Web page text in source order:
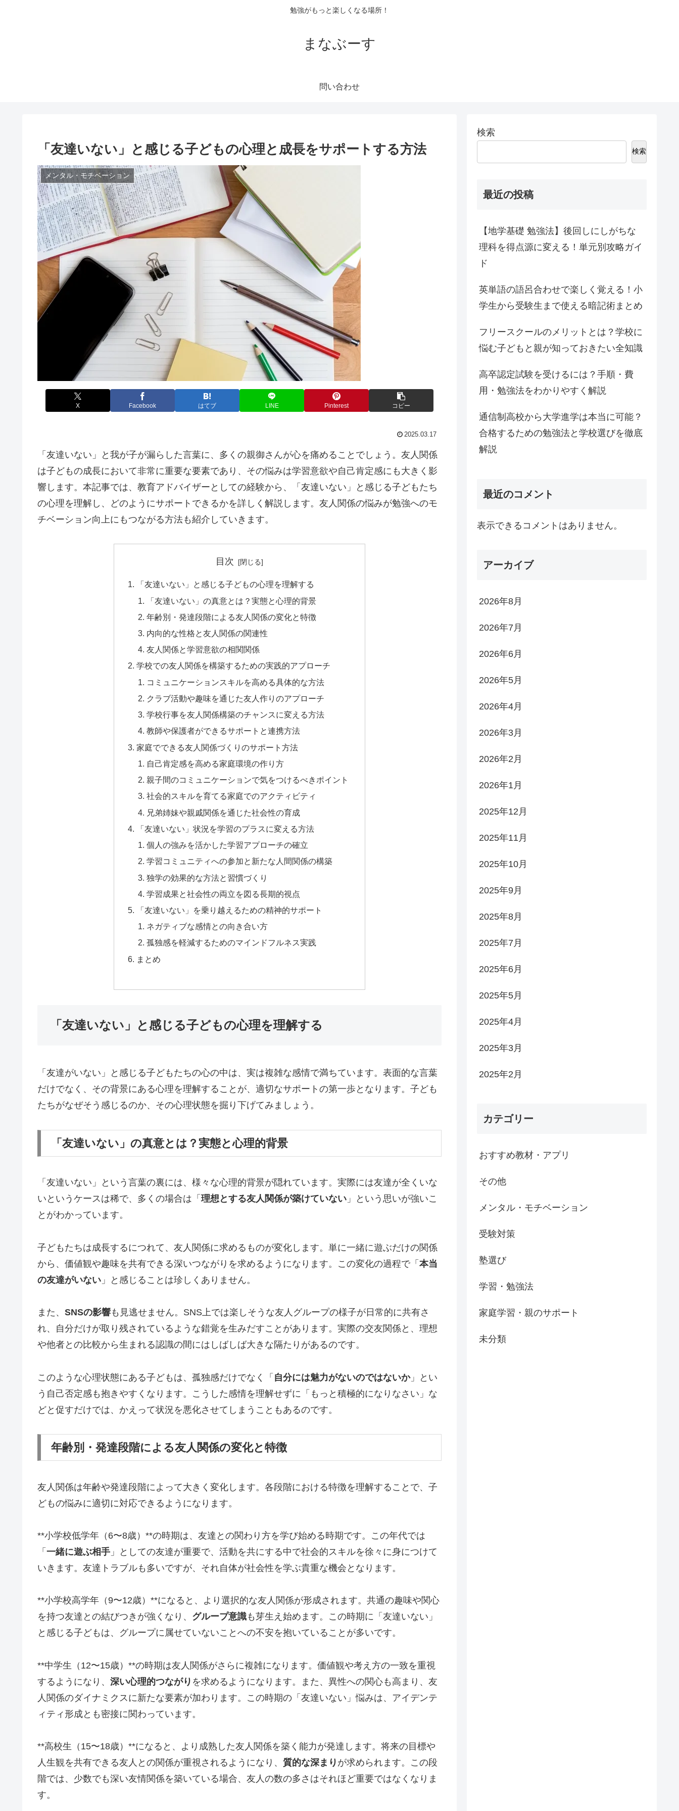
勉強がもっと楽しくなる場所！
まなぶーす
問い合わせ
「友達いない」と感じる子どもの心理と成長をサポートする方法
メンタル・モチベーション
X Facebook はてブ LINE Pinterest コピー
2025.03.17
「友達いない」と我が子が漏らした言葉に、多くの親御さんが心を痛めることでしょう。友人関係
は子どもの成長において非常に重要な要素であり、その悩みは学習意欲や自己肯定感にも大きく影
響します。本記事では、教育アドバイザーとしての経験から、「友達いない」と感じる子どもたち
の心理を理解し、どのようにサポートできるかを詳しく解説します。友人関係の悩みが勉強へのモ
チベーション向上にもつながる方法も紹介していきます。
目次
「友達いない」と感じる子どもの心理を理解する
「友達いない」の真意とは？実態と心理的背景
年齢別・発達段階による友人関係の変化と特徴
内向的な性格と友人関係の関連性
友人関係と学習意欲の相関関係
学校での友人関係を構築するための実践的アプローチ
コミュニケーションスキルを高める具体的な方法
クラブ活動や趣味を通じた友人作りのアプローチ
学校行事を友人関係構築のチャンスに変える方法
教師や保護者ができるサポートと連携方法
家庭でできる友人関係づくりのサポート方法
自己肯定感を高める家庭環境の作り方
親子間のコミュニケーションで気をつけるべきポイント
社会的スキルを育てる家庭でのアクティビティ
兄弟姉妹や親戚関係を通じた社会性の育成
「友達いない」状況を学習のプラスに変える方法
個人の強みを活かした学習アプローチの確立
学習コミュニティへの参加と新たな人間関係の構築
独学の効果的な方法と習慣づくり
学習成果と社会性の両立を図る長期的視点
「友達いない」を乗り越えるための精神的サポート
ネガティブな感情との向き合い方
孤独感を軽減するためのマインドフルネス実践
まとめ
「友達いない」と感じる子どもの心理を理解する
「友達がいない」と感じる子どもたちの心の中は、実は複雑な感情で満ちています。表面的な言葉
だけでなく、その背景にある心理を理解することが、適切なサポートの第一歩となります。子ども
たちがなぜそう感じるのか、その心理状態を掘り下げてみましょう。
「友達いない」の真意とは？実態と心理的背景
「友達いない」という言葉の裏には、様々な心理的背景が隠れています。実際には友達が全くいな
いというケースは稀で、多くの場合は「 理想とする友人関係が築けていない 」という思いが強いこ
とがわかっています。
子どもたちは成長するにつれて、友人関係に求めるものが変化します。単に一緒に遊ぶだけの関係
から、価値観や趣味を共有できる深いつながりを求めるようになります。この変化の過程で「 本当
の友達がいない 」と感じることは珍しくありません。
また、 SNSの影響も見逃せません。SNS上では楽しそうな友人グループの様子が日常的に共有さ
れ、自分だけが取り残されているような錯覚を生みだすことがあります。実際の交友関係と、理想
や他者との比較から生まれる認識の間にはしばしば大きな隔たりがあるのです。
このような心理状態にある子どもは、孤独感だけでなく「 自分には魅力がないのではないか」とい
う自己否定感も抱きやすくなります。こうした感情を理解せずに「もっと積極的になりなさい」な
どと促すだけでは、かえって状況を悪化させてしまうこともあるのです。
年齢別・発達段階による友人関係の変化と特徴
友人関係は年齢や発達段階によって大きく変化します。各段階における特徴を理解することで、子
どもの悩みに適切に対応できるようになります。
**小学校低学年（6〜8歳）**の時期は、友達との関わり方を学び始める時期です。この年代では
「 一緒に遊ぶ相手 」としての友達が重要で、活動を共にする中で社会的スキルを徐々に身につけて
いきます。友達トラブルも多いですが、それ自体が社会性を学ぶ貴重な機会となります。
**小学校高学年（9〜12歳）**になると、より選択的な友人関係が形成されます。共通の趣味や関心
を持つ友達との結びつきが強くなり、 グループ意識も芽生え始めます。この時期に「友達いない」
と感じる子どもは、グループに属せていないことへの不安を抱いていることが多いです。
**中学生（12〜15歳）**の時期は友人関係がさらに複雑になります。価値観や考え方の一致を重視
するようになり、 深い心理的つながり を求めるようになります。また、異性への関心も高まり、友
人関係のダイナミクスに新たな要素が加わります。この時期の「友達いない」悩みは、アイデンテ
ィティ形成とも密接に関わっています。
**高校生（15〜18歳）**になると、より成熟した友人関係を築く能力が発達します。将来の目標や
人生観を共有できる友人との関係が重視されるようになり、 質的な深まり が求められます。この段
階では、少数でも深い友情関係を築いている場合、友人の数の多さはそれほど重要ではなくなりま
す。
検索
検索
最近の投稿
【地学基礎 勉強法】後回しにしがちな
理科を得点源に変える！単元別攻略ガイ
ド
英単語の語呂合わせで楽しく覚える！小
学生から受験生まで使える暗記術まとめ
フリースクールのメリットとは？学校に
悩む子どもと親が知っておきたい全知識
高卒認定試験を受けるには？手順・費
用・勉強法をわかりやすく解説
通信制高校から大学進学は本当に可能？
合格するための勉強法と学校選びを徹底
解説
最近のコメント
表示できるコメントはありません。
アーカイブ
2026年8月
2026年7月
2026年6月
2026年5月
2026年4月
2026年3月
2026年2月
2026年1月
2025年12月
2025年11月
2025年10月
2025年9月
2025年8月
2025年7月
2025年6月
2025年5月
2025年4月
2025年3月
2025年2月
カテゴリー
おすすめ教材・アプリ
その他
メンタル・モチベーション
受験対策
塾選び
学習・勉強法
家庭学習・親のサポート
未分類